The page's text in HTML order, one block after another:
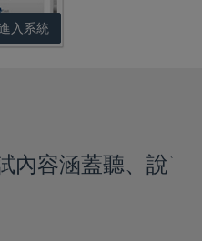
入系統
內容涵蓋聽、說`